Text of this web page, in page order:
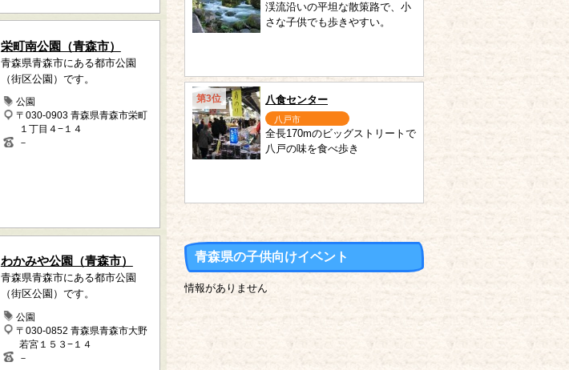
栄町南公園（青森市）
青森県青森市にある都市公園
（街区公園）です。
公園
〒030-0903 青森県青森市栄町
１丁目４−１４
－
わかみや公園（青森市）
青森県青森市にある都市公園
（街区公園）です。
公園
〒030-0852 青森県青森市大野
若宮１５３−１４
－
渓流沿いの平坦な散策路で、小
さな子供でも歩きやすい。
第3位 八食センター
八戸市
全長170mのビッグストリートで
八戸の味を食べ歩き
青森県の子供向けイベント
情報がありません